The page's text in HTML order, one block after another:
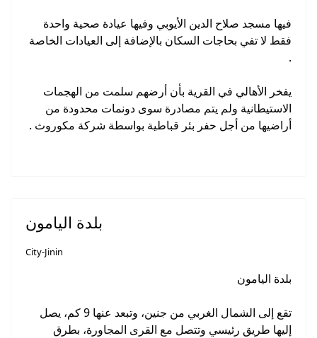
فيها مسجد صلاح الدين الأيوبي وفيها عيادة صحية واحدة
فقط لا تفي بحاجات السكان بالإضافة إلى العيادات الخاصة
.
يفخر الأهالي في القرية بأن أرضهم سلمت من الهجمات
الاستيطانية ولم يتم مصادرة سوى دونمات محدودة من
أراضيها من أجل حفر بئر قباطية بواسطة شركة مكوروث .
بلدة اليامون
City-Jinin
بلدة اليامون
تقع إلى الشمال الغربي من جنين، وتبعد عنها 9 كم، يصل
إليها طريق رئيسي وتتصل مع القرى المجاورة، بطرق